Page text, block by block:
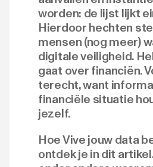
worden: de lijst lijkt
Hierdoor hechten
mensen (nog meer)
digitale veiligheid.
gaat over financiën.
terecht, want
financiële situatie
jezelf.
Hoe Vive jouw data
ontdek je in dit